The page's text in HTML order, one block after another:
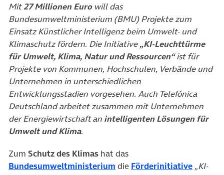
Mit27 Millionen Eurowill das
Bundesumweltministerium (BMU) Projekte zum
Einsatz Künstlicher Intelligenz beim Umwelt- und
Klimaschutz fördern. Die Initiative„KI-Leuchttürme
für Umwelt, Klima, Natur und Ressourcen“ist für
Projekte von Kommunen, Hochschulen, Verbände und
Unternehmen in unterschiedlichen
Entwicklungsstadien vorgesehen. Auch Telefónica
Deutschland arbeitet zusammen mit Unternehmen
der Energiewirtschaft an intelligenten Lösungen für
Umwelt und Klima.
Zum Schutz des Klimas hat das
Bundesumweltministerium (öffnet in neuem Tab)
die Förderinitiative(öffnet
„KI-